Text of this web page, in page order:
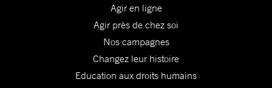
Agir en ligne
Agir près de chez soi
Nos campagnes
Changez leur histoire
Education aux droits humains